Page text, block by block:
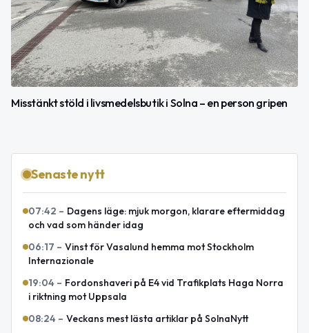
Misstänkt stöld i livsmedelsbutik i Solna – en person gripen
Senaste nytt
07:42 – Dagens läge: mjuk morgon, klarare eftermiddag
och vad som händer idag
06:17 – Vinst för Vasalund hemma mot Stockholm
Internazionale
19:04 – Fordonshaveri på E4 vid Trafikplats Haga Norra
i riktning mot Uppsala
08:24 – Veckans mest lästa artiklar på SolnaNytt